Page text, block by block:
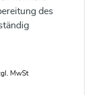
des
MwSt